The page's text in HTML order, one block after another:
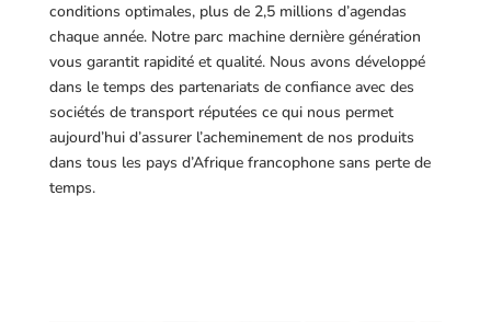
conditions optimales, plus de 2,5 millions d’agendas
chaque année. Notre parc machine dernière génération
vous garantit rapidité et qualité. Nous avons développé
dans le temps des partenariats de confiance avec des
sociétés de transport réputées ce qui nous permet
aujourd’hui d’assurer l’acheminement de nos produits
dans tous les pays d’Afrique francophone sans perte de
temps.